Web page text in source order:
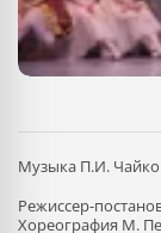
Музыка П.И.
Режиссер-
Хореография М.